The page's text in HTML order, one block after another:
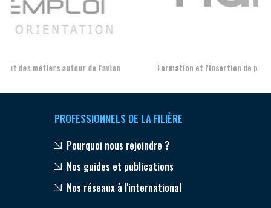
Formation et l'insertion de personnes en situation de handicap
PROFESSIONNELS DE LA FILIÈRE
Pourquoi nous rejoindre ?
Nos guides et publications
Nos réseaux à l'international